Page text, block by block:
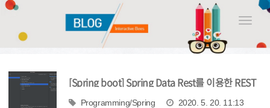
Toggle
[Spring boot] Spring Data Rest를 이용한 REST
API 개발 1
Programming/Spring 2020. 5. 20. 11:13